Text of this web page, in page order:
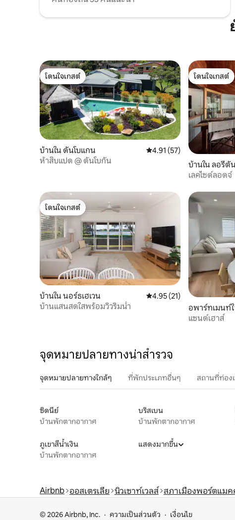
โดนใจเกสต์
โดนใจเกสต์
บ้านใน ดันโบแกน คะแนนเฉลี่ย 4.91 จาก 5, 57
4.91 (57)
ห้าสิบแปด @ ดันโบกัน
โดนใจเกสต์
โดนใจเกสต์
บ้านใน ลอรีตัน
เลคไซด์ลอดจ์
โดนใจเกสต์
โดนใจเกสต์
บ้านใน นอร์ธเฮเวน คะแนนเฉลี่ย 4.95 จาก 5, 21
4.95 (21)
บ้านแสนสดใสพร้อมวิวริมน้ำ
อพาร์ทเมนท์ใ
แซนด์เฮาส์
จุดหมายปลายทางน่าสำรวจ
จุดหมายปลายทางใกล้ๆ ที่พักประเภทอื่นๆ สถานที่ท่อง
ซิดนีย์
บ้านพักตากอากาศ
บริสเบน
บ้านพักตากอากาศ
ภูเขาสีน้ำเงิน
บ้านพักตากอากาศ
แสดงมากขึ้น
Airbnb ออสเตรเลีย นิวเซาท์เวลส์ สภาเมืองพอร์ตแมค
© 2026 Airbnb, Inc. ความเป็นส่วนตัว เงื่อนไข